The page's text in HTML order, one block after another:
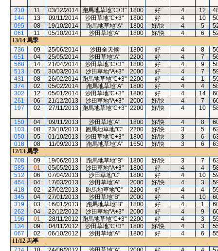
210 11 03/12/2014 跑馬地草地"C+3" 1800 好 4 12
144
13 09/11/2014 沙田草地"C+3" 1800 好 4 10
095
08 19/10/2014 跑馬地草地"A" 1800 好/快 4 5
061
11 05/10/2014 沙田草地"A" 1800 好/快 4 6
13/14 馬季
736
09 25/06/2014 沙田全天候 1800 好 4 8
651
04 25/05/2014 沙田草地"A" 2200 好 4 7
568
14 21/04/2014 沙田草地"C+3" 1800 好 4 9
513
05 30/03/2014 沙田草地"A+3" 2000 好 4 7
431
08 26/02/2014 跑馬地草地"C+3" 2200 好 4 1
374
02 05/02/2014 跑馬地草地"A" 1800 好 4 4
302
12 05/01/2014 沙田草地"C+3" 1800 好 4 14
261
06 21/12/2013 沙田草地"A+3" 2000 好/快 4 7
197
02 27/11/2013 跑馬地草地"C+3" 2200 好/快 4 10
150 04 09/11/2013 沙田草地"A" 1800 好/快 4 8
103
08 23/10/2013 跑馬地草地"C" 2200 好/快 3 5
050
05 01/10/2013 沙田草地"C+3" 1800 好/快 3 6
018
08 11/09/2013 跑馬地草地"A" 1650 好/快 3 6
12/13 馬季
708
09 19/06/2013 跑馬地草地"B" 1800 好/快 3 7
585
01 05/05/2013 沙田草地"A+3" 1800 好 4 4
512
06 07/04/2013 沙田草地"C" 1800 好 4 10
464
04 17/03/2013 沙田草地"A" 2000 好/快 4 3
418
02 27/02/2013 跑馬地草地"C" 2200 好 4 4
345
04 27/01/2013 沙田草地"B" 2000 好 4 10
319
03 16/01/2013 跑馬地草地"B" 1800 好 4 1
262
04 22/12/2012 沙田草地"A+3" 2000 好 4 9
196
01 28/11/2012 跑馬地草地"C+3" 2200 好 4 3
134
09 04/11/2012 沙田草地"C+3" 1800 好/快 4 3
067
02 06/10/2012 沙田草地"A" 1800 好 4 6
11/12 馬季